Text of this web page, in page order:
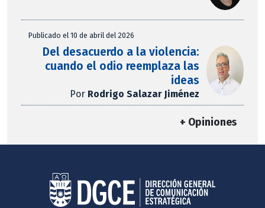
Publicado el 10 de abril del 2026
Del desacuerdo a la violencia:
cuando el odio reemplaza las
ideas
Por Rodrigo Salazar Jiménez
+ Opiniones